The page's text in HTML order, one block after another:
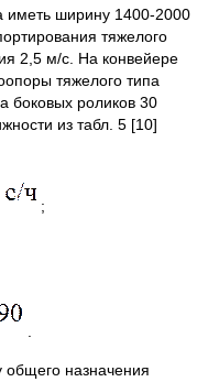
иметь ширину 1400-2000
тяжелого
2,5 м/c. На конвейере
тяжелого типа
боковых роликов 30
из табл. 5 [10]
;
назначения